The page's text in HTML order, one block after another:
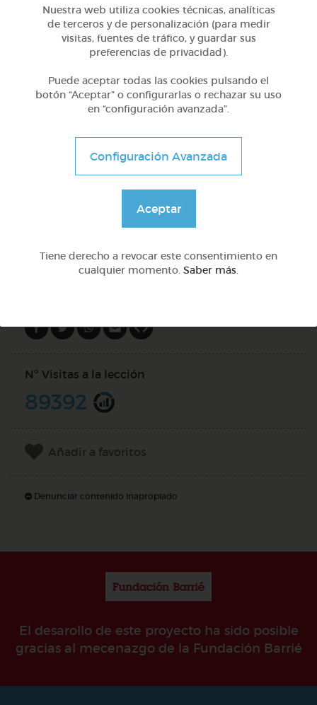
Otros
Sílabas trabadas
DOCS (2)
Nº Visitas a la lección
89392
Añadir a favoritos
Denunciar contenido inapropiado
El desarollo de este proyecto ha sido posible
gracias al mecenazgo de la Fundación Barrié
Nuestra web utiliza cookies técnicas, analíticas
de terceros y de personalización (para medir
visitas, fuentes de tráfico, y guardar sus
preferencias de privacidad).
Puede aceptar todas las cookies pulsando el
botón “Aceptar” o configurarlas o rechazar su uso
en “configuración avanzada”.
Configuración Avanzada
Aceptar
Tiene derecho a revocar este consentimiento en
cualquier momento. Saber más.